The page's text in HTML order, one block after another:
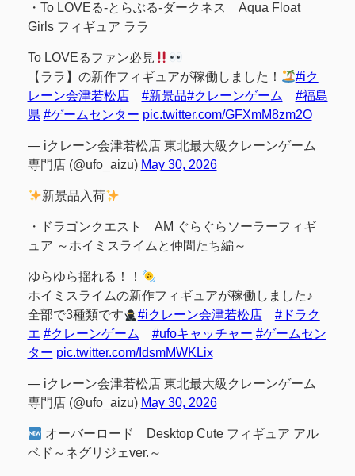
・To LOVEる-とらぶる-ダークネス Aqua Float
Girls フィギュア ララ
To LOVEるファン必見
【ララ】の新作フィギュアが稼働しました！
#iク
レーン会津若松店
#新景品#クレーンゲーム
#福島
県 #ゲームセンター pic.twitter.com/GFXmM8zm2O
— iクレーン会津若松店 東北最大級クレーンゲーム
専門店 (@ufo_aizu) May 30, 2026
新景品入荷
・ドラゴンクエスト AM ぐらぐらソーラーフィギ
ュア ～ホイミスライムと仲間たち編～
ゆらゆら揺れる！！
ホイミスライムの新作フィギュアが稼働しました♪
全部で3種類です
#iクレーン会津若松店
#ドラク
エ #クレーンゲーム #ufoキャッチャー #ゲームセン
ター pic.twitter.com/IdsmMWKLix
— iクレーン会津若松店 東北最大級クレーンゲーム
専門店 (@ufo_aizu) May 30, 2026
オーバーロード Desktop Cute フィギュア アル
ベド～ネグリジェver.～